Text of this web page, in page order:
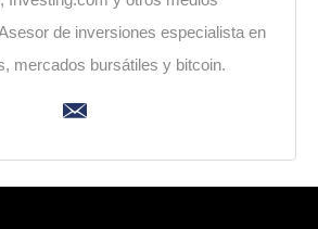
de inversiones especialista en
mercados bursátiles y bitcoin.